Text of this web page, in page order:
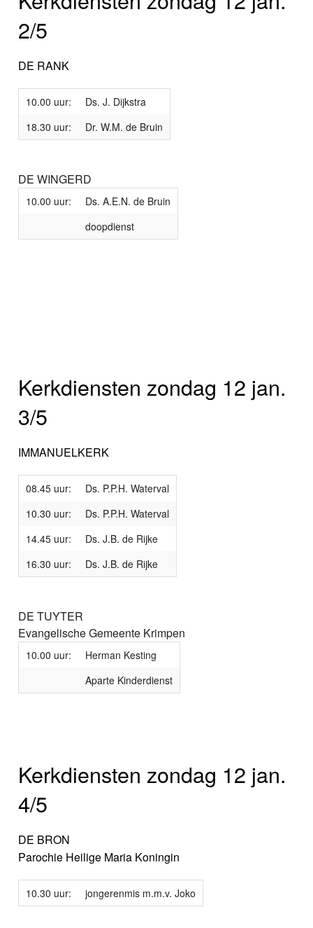
2/5
DE RANK
10.00 uur:
Ds. J. Dijkstra
18.30 uur:
Dr. W.M. de Bruin
DE WINGERD
10.00 uur:
Ds. A.E.N. de Bruin
doopdienst
Kerkdiensten zondag 12 jan.
3/5
IMMANUELKERK
08.45 uur:
Ds. P.P.H. Waterval
10.30 uur:
Ds. P.P.H. Waterval
14.45 uur:
Ds. J.B. de Rijke
16.30 uur:
Ds. J.B. de Rijke
DE TUYTER
Evangelische Gemeente Krimpen
10.00 uur:
Herman Kesting
Aparte Kinderdienst
Kerkdiensten zondag 12 jan.
4/5
DE BRON
Parochie Heilige Maria Koningin
10.30 uur: jongerenmis m.m.v. Joko